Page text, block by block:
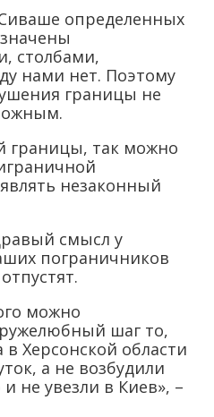
определенных
столбами,
нами нет. Поэтому
границы не
границы, так можно
незаконный
смысл у
пограничников
можно
шаг то,
Херсонской области
а не возбудили
не увезли в Киев», –